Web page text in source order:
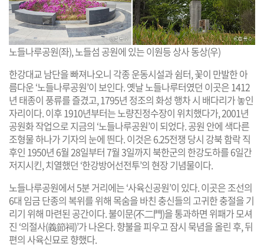
노들나루공원(좌), 노들섬 공원에 있는 이원등 상사 동상(우)
한강대교 남단을 빠져나오니 각종 운동시설과 쉼터, 꽃이 만발한 아
름다운 ‘노들나루공원’이 보인다. 옛날 노들나루터였던 이곳은 1412
년 태종이 풍류를 즐겼고, 1795년 정조의 화성 행차 시 배다리가 놓인
자리이다. 이후 1910년부터는 노량진정수장이 위치했다가, 2001년
공원화 작업으로 지금의 ‘노들나루공원’이 되었다. 공원 안에 색다른
조형물 하나가 기자의 눈에 띈다. 이것은 6.25전쟁 당시 강북 함락 직
후인 1950년 6월 28일부터 7월 3일까지 북한군의 한강도하를 6일간
저지시킨, 치열했던 ‘한강방어선전투’의 현장 기념물이다.
노들나루공원에서 5분 거리에는 ‘사육신공원’이 있다. 이곳은 조선의
6대 임금 단종의 복위를 위해 목숨을 바친 충신들의 고귀한 충절을 기
리기 위해 마련된 공간이다. 불이문(不二門)을 통과하면 위패가 모셔
진 ‘의절사(義節祠)’가 나온다. 향불을 피우고 잠시 묵념을 올린 후, 뒤
편의 사육신묘로 향했다.